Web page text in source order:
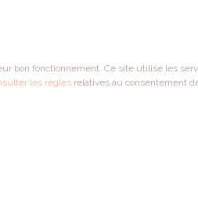
bon fonctionnement. Ce site utilise les
les règles relatives au consentement